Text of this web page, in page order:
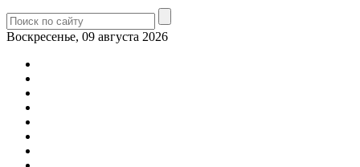
Воскресенье, 09 августа 2026